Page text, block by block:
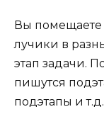
Вы помещаете
лучики в
этап задачи.
пишутся
подэтапы и т.д.